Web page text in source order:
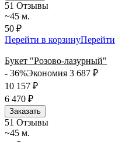
51 Отзывы
~45 м.
50 ₽
Перейти в корзинуПерейти
Букет "Розово-лазурный"
- 36%Экономия 3 687 ₽
10 157 ₽
6 470 ₽
Заказать
51 Отзывы
~45 м.